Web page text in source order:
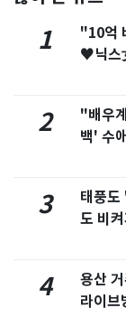
1
"10억
♥닉스
2
"배우
백' 수
3
태풍
도 비
4
용산
라이브